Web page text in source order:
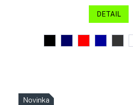
DETAIL
Novinka